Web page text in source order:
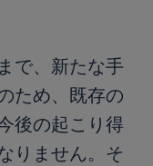
で、新たな手
ため、既存の
後の起こり得
りません。そ